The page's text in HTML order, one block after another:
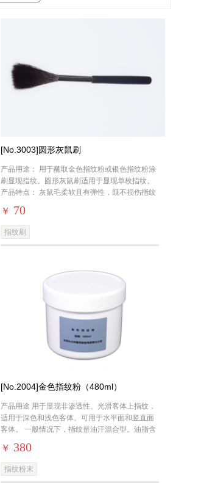
[No.3003]圆形灰鼠刷
产品用途： 用于蘸取金色指纹粉或银色指纹粉涂
刷显现指纹。圆形灰鼠刷适用于显现单枚指纹。
产品特点： 灰鼠毛柔软且有弹性，既不损伤指纹
￥ 70
指纹刷
[No.2004]金色指纹粉（480ml）
产品用途 用于显现非渗透性、光滑客体上指纹，
适用于深色和浅色客体。可用于水平面和竖直面
客体。 一般情况下，指纹是油汗混合型。油脂含
￥ 380
指纹粉末